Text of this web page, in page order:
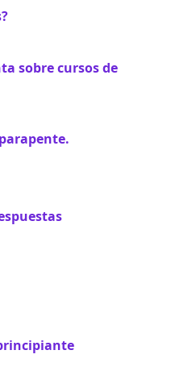
sobre cursos de